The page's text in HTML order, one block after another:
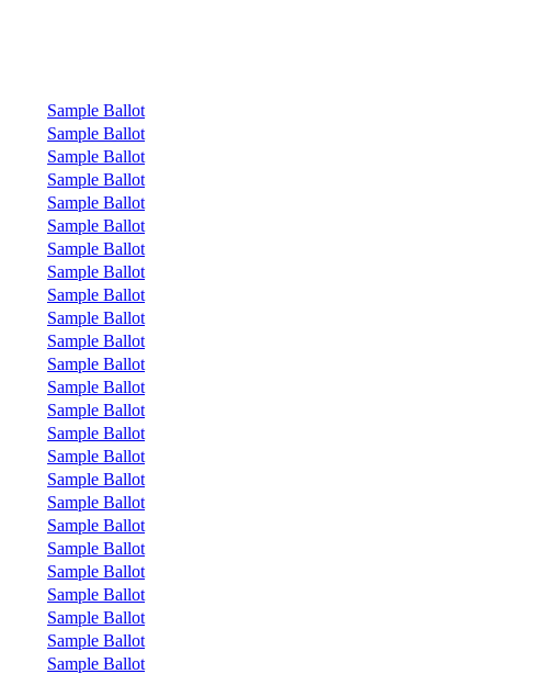
Sample Ballot
Sample Ballot
Sample Ballot
Sample Ballot
Sample Ballot
Sample Ballot
Sample Ballot
Sample Ballot
Sample Ballot
Sample Ballot
Sample Ballot
Sample Ballot
Sample Ballot
Sample Ballot
Sample Ballot
Sample Ballot
Sample Ballot
Sample Ballot
Sample Ballot
Sample Ballot
Sample Ballot
Sample Ballot
Sample Ballot
Sample Ballot
Sample Ballot